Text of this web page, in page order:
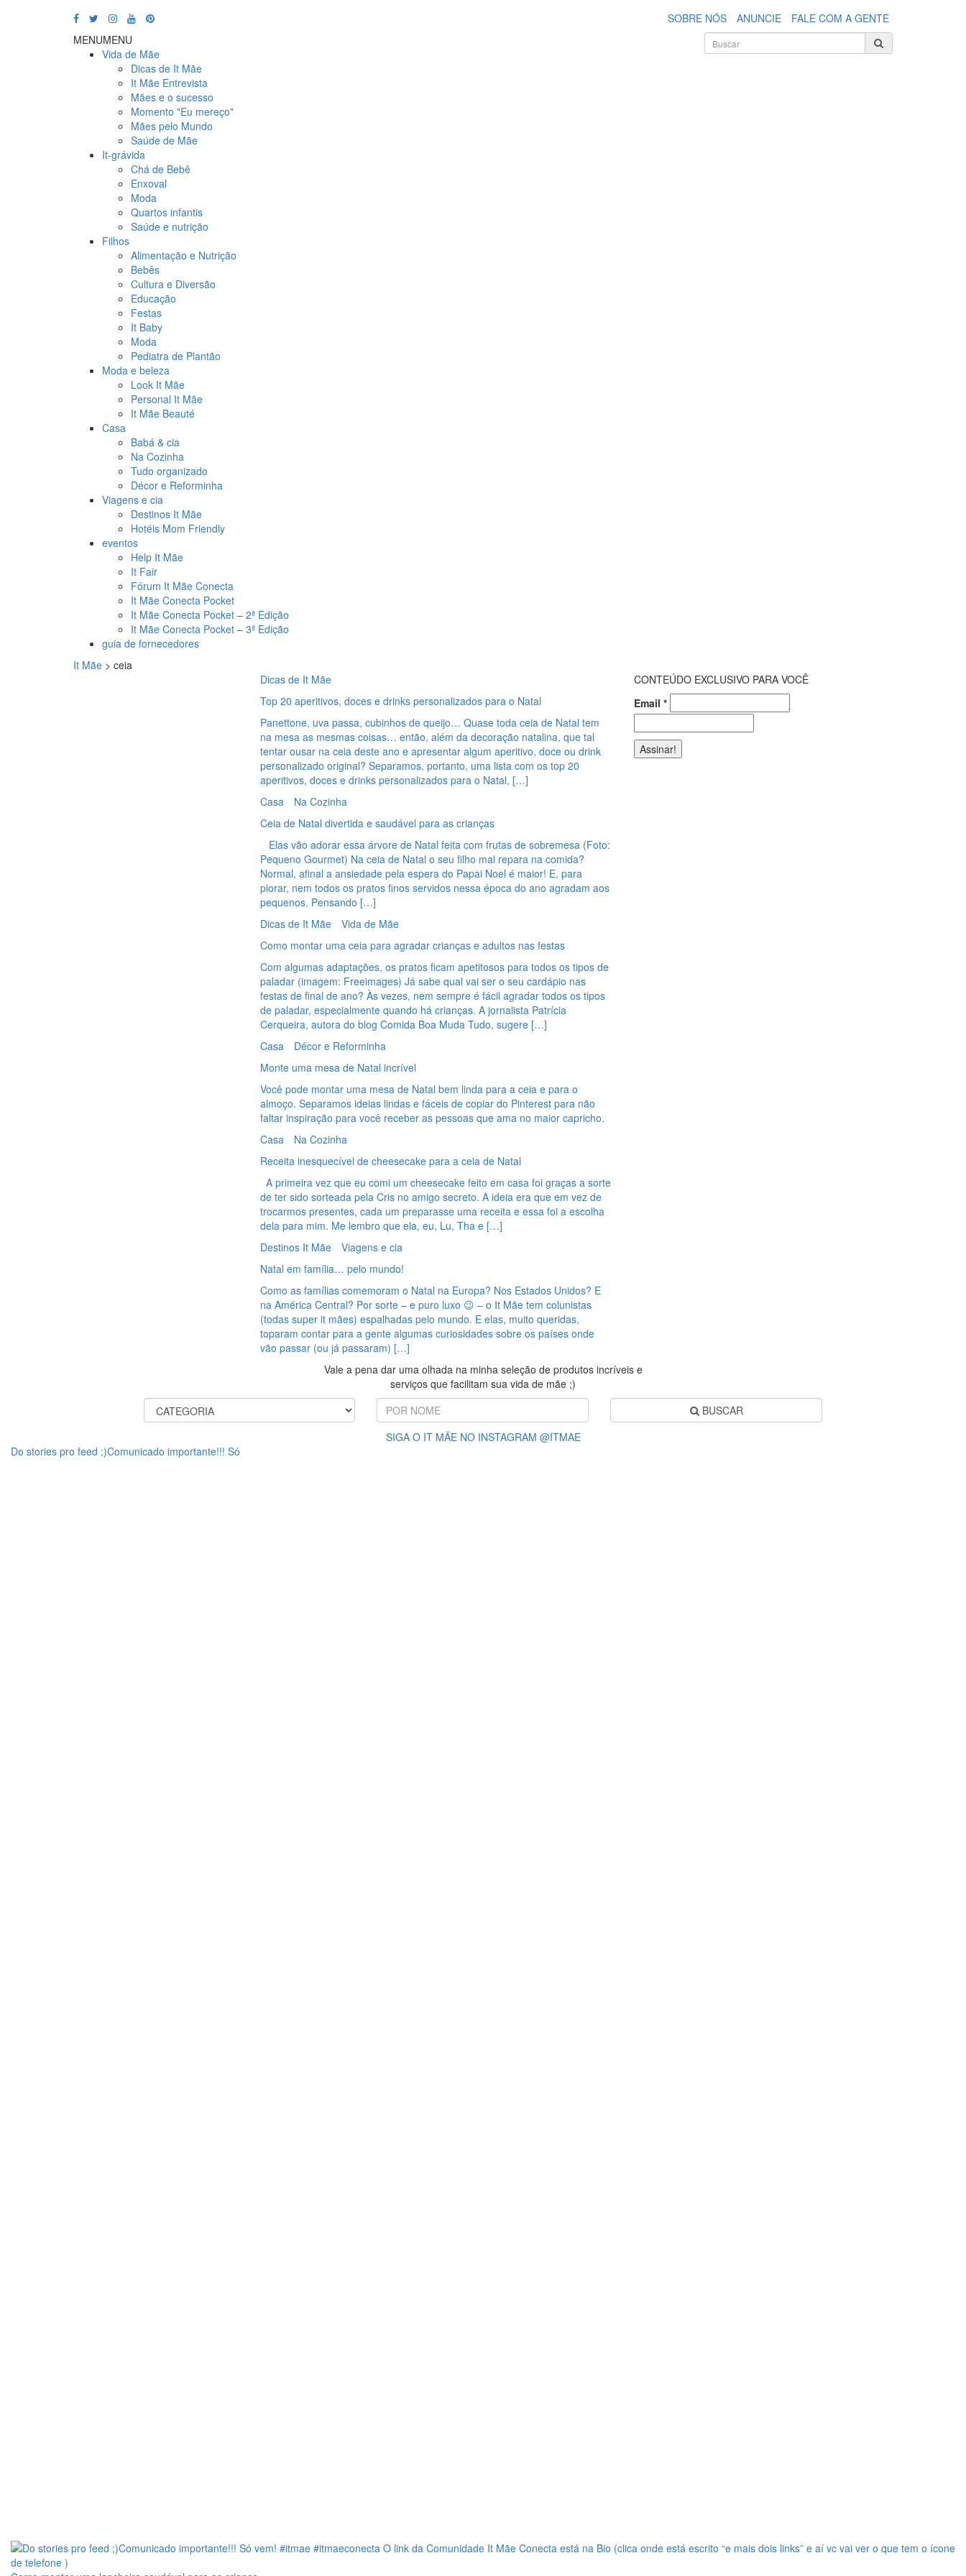
SOBRE NÓS ANUNCIE
FALE COM A GENTE
MENUMENU
Vida de Mãe
Dicas de It Mãe
It Mãe Entrevista
Mães e o sucesso
Momento "Eu mereço"
Mães pelo Mundo
Saúde de Mãe
It-grávida
Chá de Bebê
Enxoval
Moda
Quartos infantis
Saúde e nutrição
Filhos
Alimentação e Nutrição
Bebês
Cultura e Diversão
Educação
Festas
It Baby
Moda
Pediatra de Plantão
Moda e beleza
Look It Mãe
Personal It Mãe
It Mãe Beauté
Casa
Babá & cia
Na Cozinha
Tudo organizado
Décor e Reforminha
Viagens e cia
Destinos It Mãe
Hotéis Mom Friendly
eventos
Help It Mãe
It Fair
Fórum It Mãe Conecta
It Mãe Conecta Pocket
It Mãe Conecta Pocket – 2ª Edição
It Mãe Conecta Pocket – 3ª Edição
guia de fornecedores
It Mãe > ceia
Dicas de It Mãe
Top 20 aperitivos, doces e drinks personalizados para o Natal
Panettone, uva passa, cubinhos de queijo… Quase toda ceia de Natal tem
na mesa as mesmas coisas… então, além da decoração natalina, que tal
tentar ousar na ceia deste ano e apresentar algum aperitivo, doce ou drink
personalizado original? Separamos, portanto, uma lista com os top 20
aperitivos, doces e drinks personalizados para o Natal, […]
Casa
Na Cozinha
Ceia de Natal divertida e saudável para as crianças
Elas vão adorar essa árvore de Natal feita com frutas de sobremesa (Foto:
Pequeno Gourmet) Na ceia de Natal o seu filho mal repara na comida?
Normal, afinal a ansiedade pela espera do Papai Noel é maior! E, para
piorar, nem todos os pratos finos servidos nessa época do ano agradam aos
pequenos. Pensando […]
Dicas de It Mãe
Vida de Mãe
Como montar uma ceia para agradar crianças e adultos nas festas
Com algumas adaptações, os pratos ficam apetitosos para todos os tipos de
paladar (imagem: Freeimages) Já sabe qual vai ser o seu cardápio nas
festas de final de ano? Às vezes, nem sempre é fácil agradar todos os tipos
de paladar, especialmente quando há crianças. A jornalista Patrícia
Cerqueira, autora do blog Comida Boa Muda Tudo, sugere […]
Casa
Décor e Reforminha
Monte uma mesa de Natal incrível
Você pode montar uma mesa de Natal bem linda para a ceia e para o
almoço. Separamos ideias lindas e fáceis de copiar do Pinterest para não
faltar inspiração para você receber as pessoas que ama no maior capricho.
Casa
Na Cozinha
Receita inesquecível de cheesecake para a ceia de Natal
A primeira vez que eu comi um cheesecake feito em casa foi graças a sorte
de ter sido sorteada pela Cris no amigo secreto. A ideia era que em vez de
trocarmos presentes, cada um preparasse uma receita e essa foi a escolha
dela para mim. Me lembro que ela, eu, Lu, Tha e […]
Destinos It Mãe
Viagens e cia
Natal em família… pelo mundo!
Como as famílias comemoram o Natal na Europa? Nos Estados Unidos? E
na América Central? Por sorte – e puro luxo 😉 – o It Mãe tem colunistas
(todas super it mães) espalhadas pelo mundo. E elas, muito queridas,
toparam contar para a gente algumas curiosidades sobre os países onde
vão passar (ou já passaram) […]
CONTEÚDO EXCLUSIVO PARA VOCÊ
Email *
Vale a pena dar uma olhada na minha seleção de produtos incríveis e
serviços que facilitam sua vida de mãe ;)
BUSCAR
SIGA O IT MÃE NO INSTAGRAM @ITMAE
Do stories pro feed ;)Comunicado importante!!! Só